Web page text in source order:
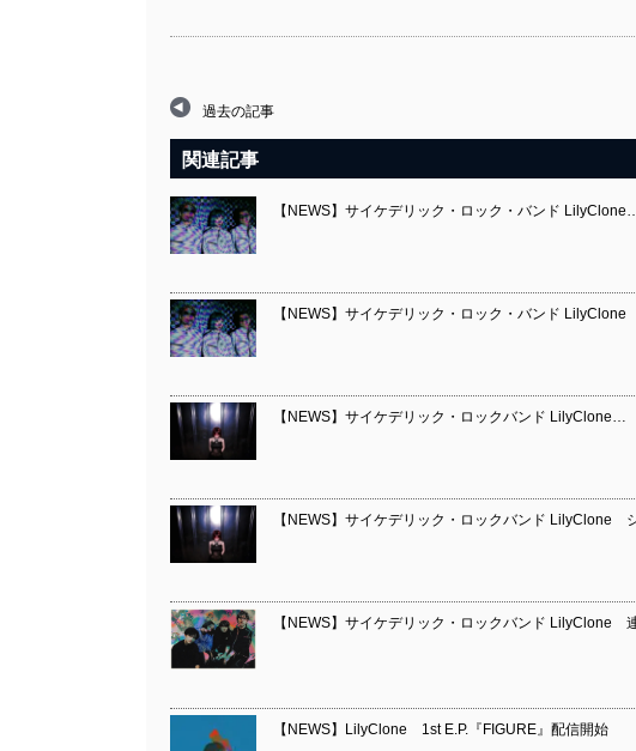
過去の記事
関連記事
【NEWS】サイケデリック・ロック・バンド
【NEWS】サイケデリック・ロック・バンド
【NEWS】サイケデリック・ロックバンド LilyClone…
【NEWS】サイケデリック・ロックバンド LilyClone
【NEWS】サイケデリック・ロックバンド LilyClone
【NEWS】LilyClone 1st E.P.『FIGURE』配信開始